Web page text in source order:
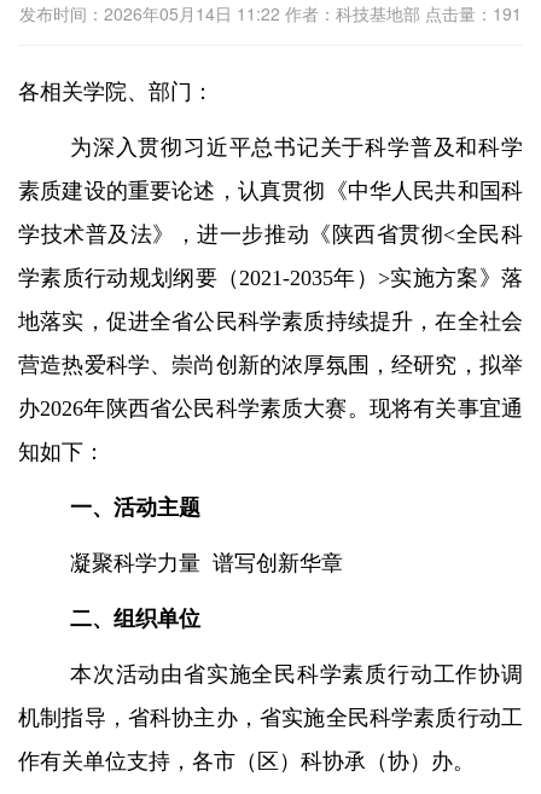
发布时间：2026年05月14日 11:22 作者：科技基地部 点击量： 191
各相关学院、部门：
为深入贯彻习近平总书记关于科学普及和科学
素质建设的重要论述，认真贯彻《中华人民共和国科
学技术普及法》，进一步推动《陕西省贯彻<全民科
学素质行动规划纲要（2021-2035年）>实施方案》落
地落实，促进全省公民科学素质持续提升，在全社会
营造热爱科学、崇尚创新的浓厚氛围，经研究，拟举
办2026年陕西省公民科学素质大赛。现将有关事宜通
知如下：
一、活动主题
凝聚科学力量 谱写创新华章
二、组织单位
本次活动由省实施全民科学素质行动工作协调
机制指导，省科协主办，省实施全民科学素质行动工
作有关单位支持，各市（区）科协承（协）办。